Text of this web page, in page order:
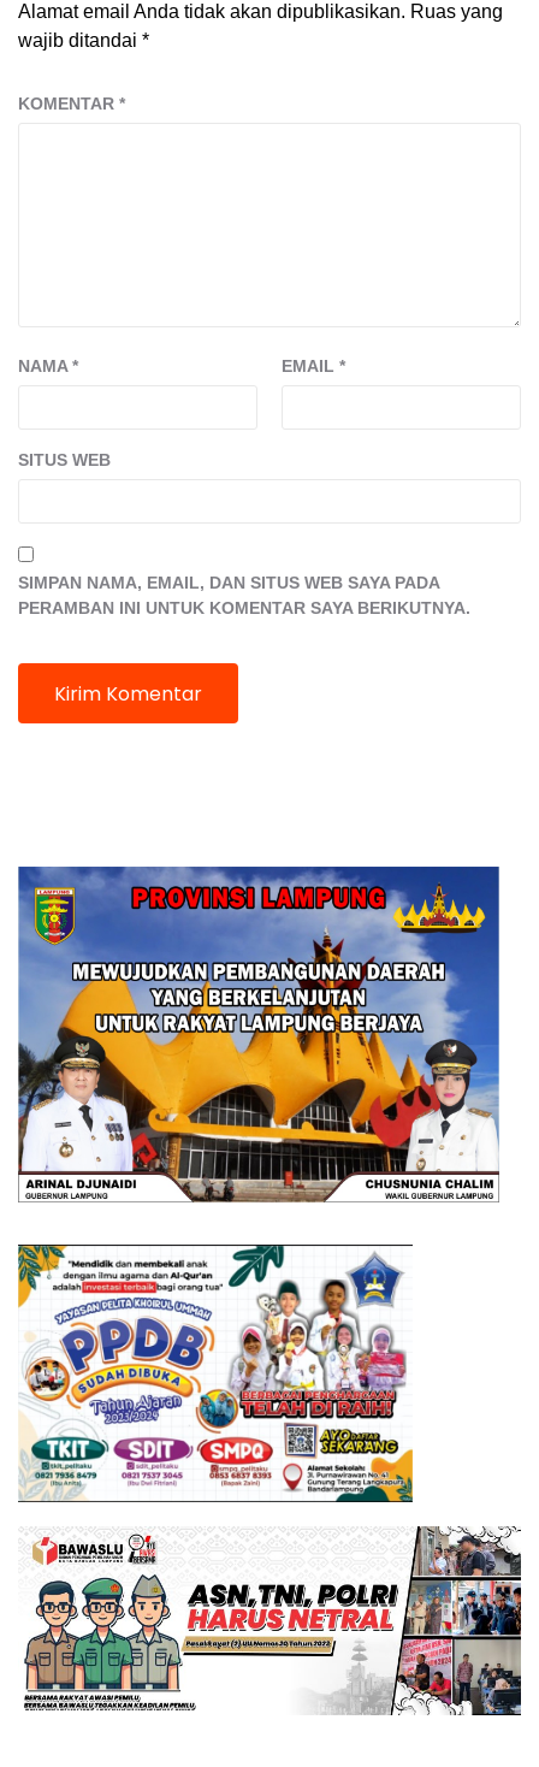
Alamat email Anda tidak akan dipublikasikan. Ruas yang
wajib ditandai *
KOMENTAR *
NAMA* EMAIL *
SITUS WEB
SIMPAN NAMA, EMAIL, DAN SITUS WEB SAYA PADA
PERAMBAN INI UNTUK KOMENTAR SAYA BERIKUTNYA.